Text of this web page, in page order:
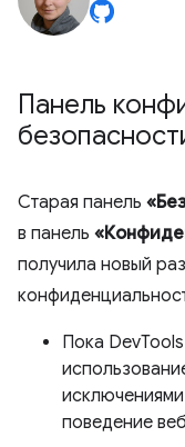
Панель
Старая панель
в панель
получила новый
Пока
поведение